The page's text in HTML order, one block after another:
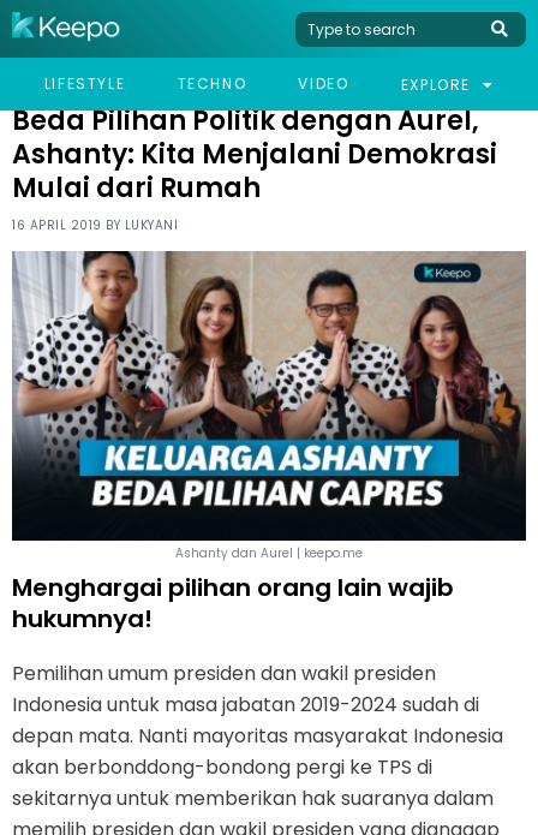
LIFESTYLE TECHNO VIDEO EXPLORE
HOME CELEB
BEDA PILIHAN POLITIK DENGAN AUREL, ASHANTY: KITA MENJALANI
Beda Pilihan Politik dengan Aurel,
Ashanty: Kita Menjalani Demokrasi
Mulai dari Rumah
16 APRIL 2019 BY LUKYANI
Ashanty dan Aurel | keepo.me
Menghargai pilihan orang lain wajib
hukumnya!
Pemilihan umum presiden dan wakil presiden
Indonesia untuk masa jabatan 2019-2024 sudah di
depan mata. Nanti mayoritas masyarakat Indonesia
akan berbonddong-bondong pergi ke TPS di
sekitarnya untuk memberikan hak suaranya dalam
memilih presiden dan wakil presiden yang dianggap